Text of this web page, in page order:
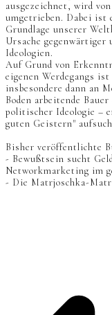
ausgezeichnet, wird
umgetrieben. Dabei ist
Grundlage unserer
Ursache
Ideologien.
Auf Grund von
eigenen Werdegangs
insbesondere dann an
Boden arbeitende
politischer Ideologie –
guten Geistern"
Bisher veröffentlichte
- Bewußtsein sucht
Networkmarketing im
- Die Matrjoschka-